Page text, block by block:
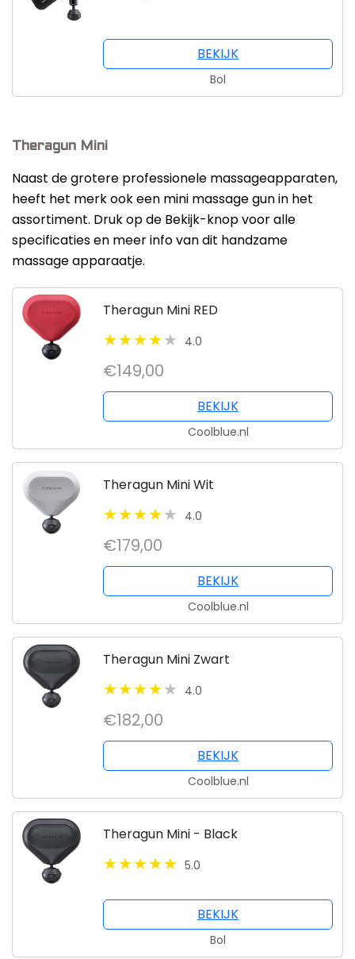
BEKIJK
Bol
Theragun Mini
Naast de grotere professionele massageapparaten,
heeft het merk ook een mini massage gun in het
assortiment. Druk op de Bekijk-knop voor alle
specificaties en meer info van dit handzame
massage apparaatje.
Theragun Mini RED
4.0
€149,00
BEKIJK
Coolblue.nl
Theragun Mini Wit
4.0
€179,00
BEKIJK
Coolblue.nl
Theragun Mini Zwart
4.0
€182,00
BEKIJK
Coolblue.nl
Theragun Mini - Black
5.0
BEKIJK
Bol